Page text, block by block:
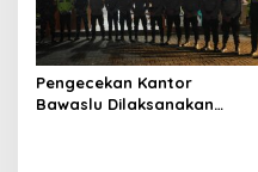
Pengecekan Kantor
Bawaslu Dilaksanakan